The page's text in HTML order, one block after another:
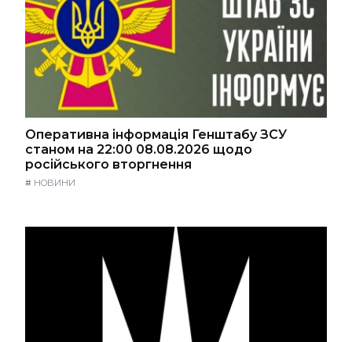
Оперативна інформація Генштабу ЗСУ
станом на 22:00 08.08.2026 щодо
російського вторгнення
# НОВИНИ